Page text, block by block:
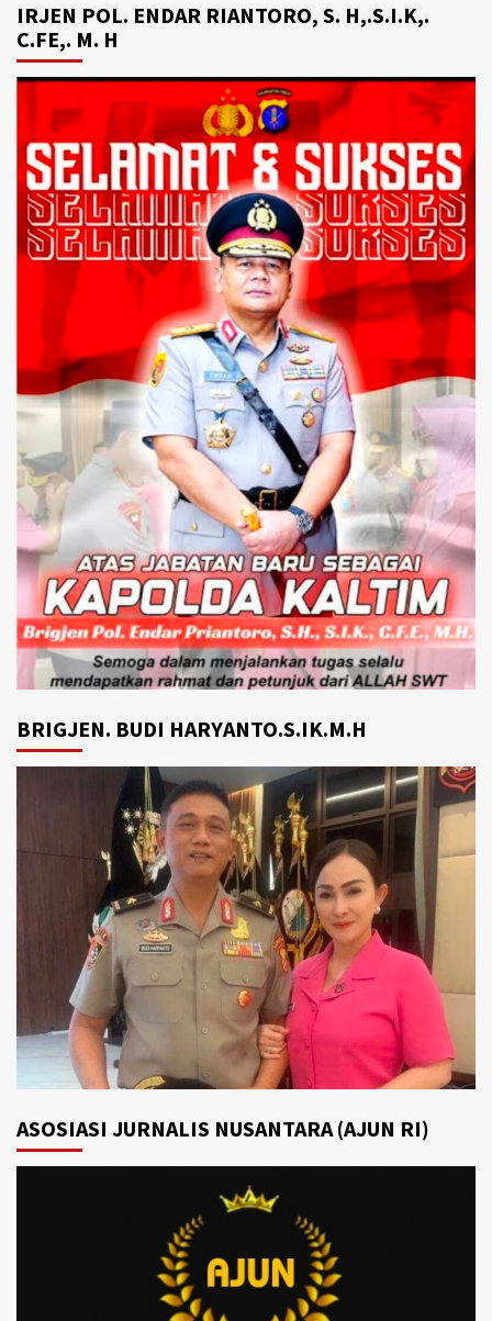
IRJEN POL. ENDAR RIANTORO, S. H,.S.I.K,.
C.FE,. M. H
BRIGJEN. BUDI HARYANTO.S.IK.M.H
ASOSIASI JURNALIS NUSANTARA (AJUN RI)